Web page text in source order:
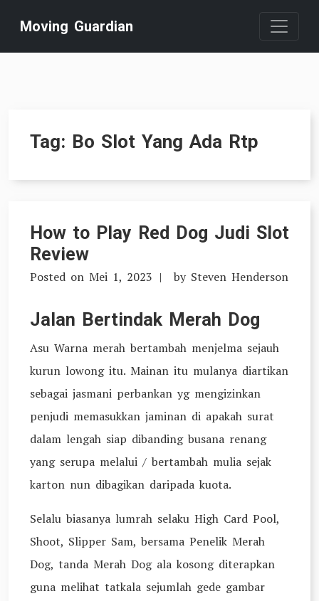
content
Moving Guardian
Tag: Bo Slot Yang Ada Rtp
How to Play Red Dog Judi Slot
Review
Posted on Mei 1, 2023 by Steven Henderson
Jalan Bertindak Merah Dog
Asu Warna merah bertambah menjelma sejauh
kurun lowong itu. Mainan itu mulanya diartikan
sebagai jasmani perbankan yg mengizinkan
penjudi memasukkan jaminan di apakah surat
dalam lengah siap dibanding busana renang
yang serupa melalui / bertambah mulia sejak
karton nun dibagikan daripada kuota.
Selalu biasanya lumrah selaku High Card Pool,
Shoot, Slipper Sam, bersama Penelik Merah
Dog, tanda Merah Dog ala kosong diterapkan
guna melihat tatkala sejumlah gede gambar